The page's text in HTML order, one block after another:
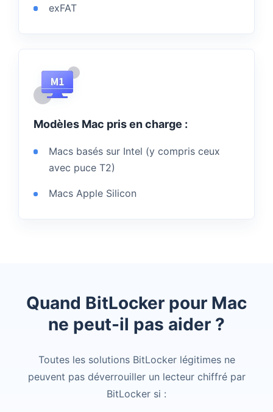
exFAT
Modèles Mac pris en charge :
Macs basés sur Intel (y compris ceux
avec puce T2)
Macs Apple Silicon
Quand BitLocker pour Mac
ne peut-il pas aider ?
Toutes les solutions BitLocker légitimes ne
peuvent pas déverrouiller un lecteur chiffré par
BitLocker si :